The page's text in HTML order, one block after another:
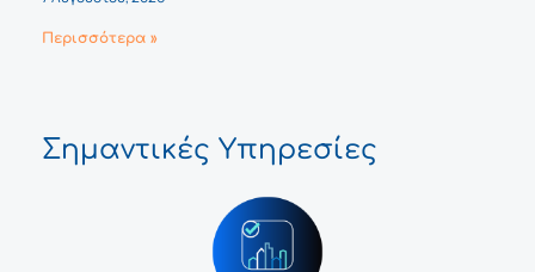
Περισσότερα »
Σημαντικές Υπηρεσίες